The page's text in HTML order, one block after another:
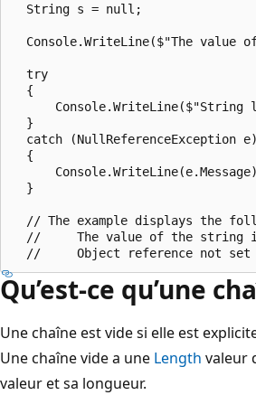
  String s = null;
Console.WriteLine($"The value
  try
  {
Console.WriteLine($"String
  }
catch (NullReferenceException
  {
  }
// The example displays the
//     The value of the string
Qu’est-ce qu’une
Une chaîne est vide si elle est
Une chaîne vide a une Length valeur
valeur et sa longueur.